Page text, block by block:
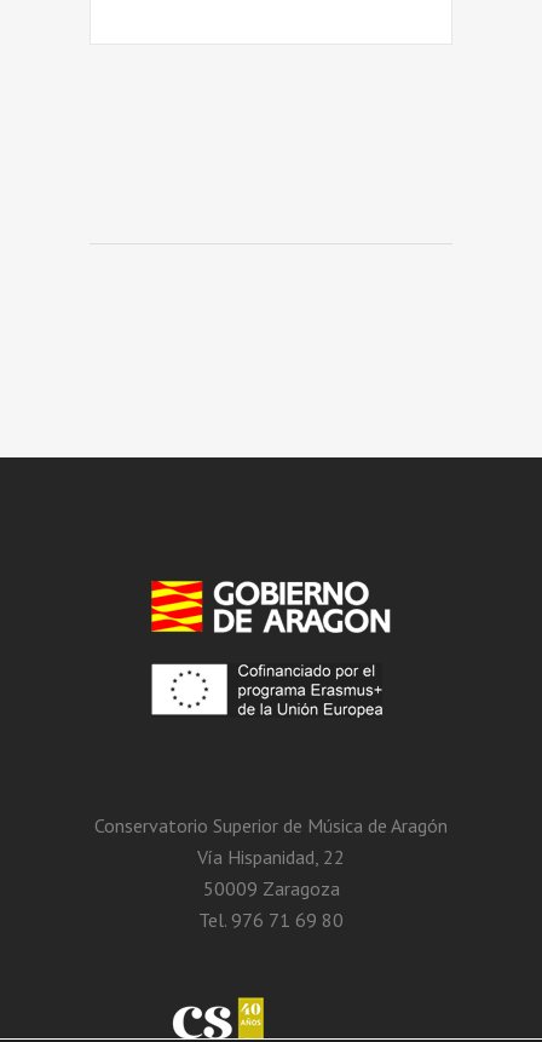
Conservatorio Superior de Música de Aragón
Vía Hispanidad, 22
50009 Zaragoza
Tel. 976 71 69 80